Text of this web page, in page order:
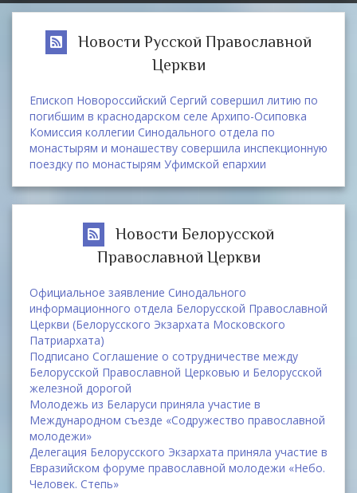
Новости Русской Православной
Церкви
Епископ Новороссийский Сергий совершил литию по
погибшим в краснодарском селе Архипо-Осиповка
Комиссия коллегии Синодального отдела по
монастырям и монашеству совершила инспекционную
поездку по монастырям Уфимской епархии
Новости Белорусской
Православной Церкви
Официальное заявление Синодального
информационного отдела Белорусской Православной
Церкви (Белорусского Экзархата Московского
Патриархата)
Подписано Соглашение о сотрудничестве между
Белорусской Православной Церковью и Белорусской
железной дорогой
Молодежь из Беларуси приняла участие в
Международном съезде «Содружество православной
молодежи»
Делегация Белорусского Экзархата приняла участие в
Евразийском форуме православной молодежи «Небо.
Человек. Степь»